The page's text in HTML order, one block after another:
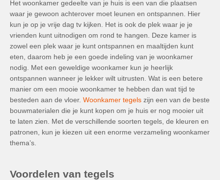
Het woonkamer gedeelte van je huis is een van die plaatsen
waar je gewoon achterover moet leunen en ontspannen. Hier
kun je op je vrije dag tv kijken. Het is ook de plek waar je je
vrienden kunt uitnodigen om rond te hangen. Deze kamer is
zowel een plek waar je kunt ontspannen en maaltijden kunt
eten, daarom heb je een goede indeling van je woonkamer
nodig. Met een geweldige woonkamer kun je heerlijk
ontspannen wanneer je lekker wilt uitrusten. Wat is een betere
manier om een ​​mooie woonkamer te hebben dan wat tijd te
besteden aan de vloer. Woonkamer tegels zijn een van de beste
bouwmaterialen die je kunt kopen om je huis er nog mooier uit
te laten zien. Met de verschillende soorten tegels, de kleuren en
patronen, kun je kiezen uit een enorme verzameling woonkamer
thema’s.
Voordelen van tegels